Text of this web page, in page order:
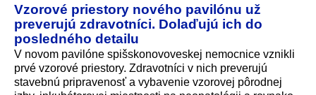
Vzorové priestory nového pavilónu už
preverujú zdravotníci. Dolaďujú ich do
posledného detailu
V novom pavilóne spišskonovoveskej nemocnice vznikli
prvé vzorové priestory. Zdravotníci v nich preverujú
stavebnú pripravenosť a vybavenie vzorovej pôrodnej